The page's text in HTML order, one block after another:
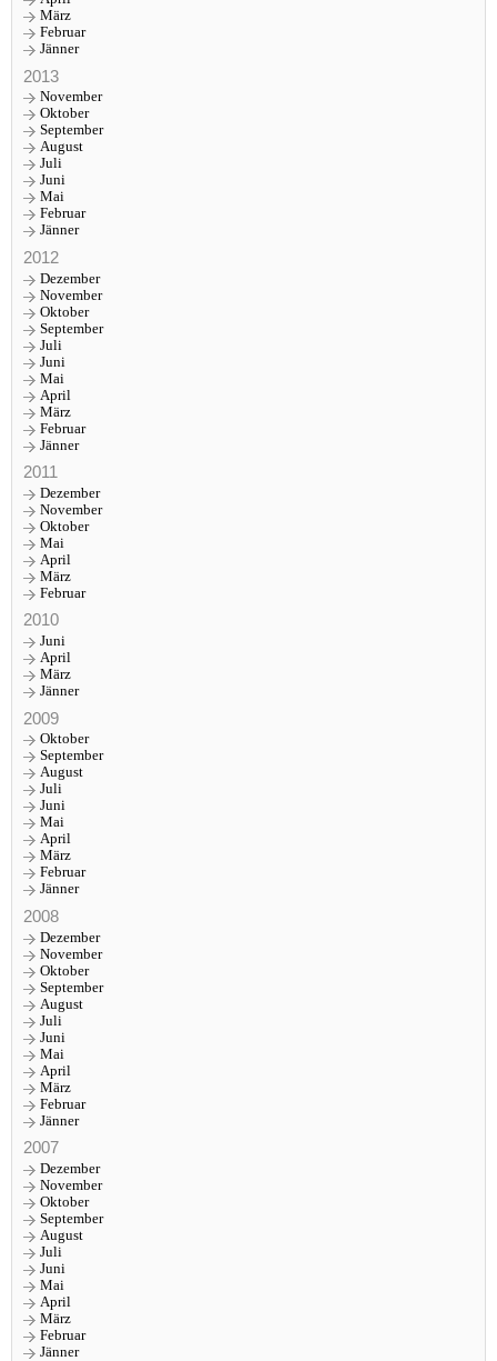
März
Februar
Jänner
2013
November
Oktober
September
August
Juli
Juni
Mai
Februar
Jänner
2012
Dezember
November
Oktober
September
Juli
Juni
Mai
April
März
Februar
Jänner
2011
Dezember
November
Oktober
Mai
April
März
Februar
2010
Juni
April
März
Jänner
2009
Oktober
September
August
Juli
Juni
Mai
April
März
Februar
Jänner
2008
Dezember
November
Oktober
September
August
Juli
Juni
Mai
April
März
Februar
Jänner
2007
Dezember
November
Oktober
September
August
Juli
Juni
Mai
April
März
Februar
Jänner